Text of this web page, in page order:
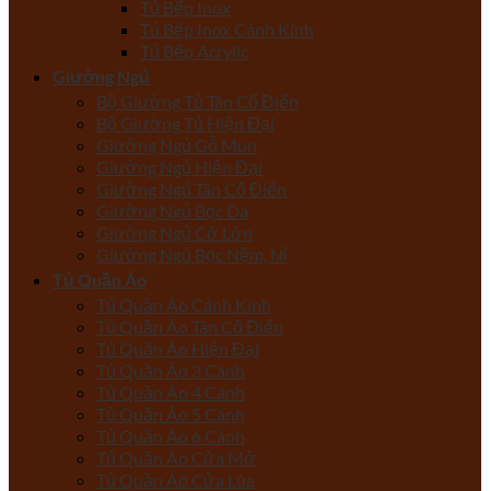
Tủ Bếp Inox
Tủ Bếp Inox Cánh Kính
Tủ Bếp Acrylic
Giường Ngủ
Bộ Giường Tủ Tân Cổ Điển
Bộ Giường Tủ Hiện Đại
Giường Ngủ Gỗ Mun
Giường Ngủ Hiện Đại
Giường Ngủ Tân Cổ Điển
Giường Ngủ Bọc Da
Giường Ngủ Cỡ Lớn
Giường Ngủ Bọc Nệm, Nỉ
Tủ Quần Áo
Tủ Quần Áo Cánh Kính
Tủ Quần Áo Tân Cổ Điển
Tủ Quần Áo Hiện Đại
Tủ Quần Áo 3 Cánh
Tủ Quần Áo 4 Cánh
Tủ Quần Áo 5 Cánh
Tủ Quần Áo 6 Cánh
Tủ Quần Áo Cửa Mở
Tủ Quần Áo Cửa Lùa